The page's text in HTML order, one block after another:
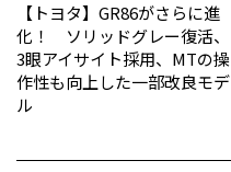
【トヨタ】GR86がさらに進
化！ ソリッドグレー復活、
3眼アイサイト採用、MTの操
作性も向上した一部改良モデ
ル